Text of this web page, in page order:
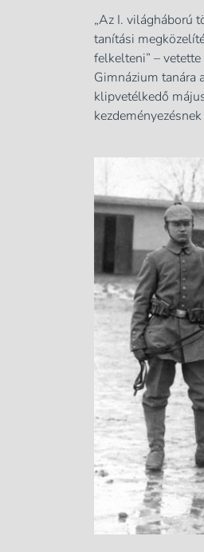
„Az I. világháború
tanítási
felkelteni” –
Gimnázium tanára
klipvetélkedő